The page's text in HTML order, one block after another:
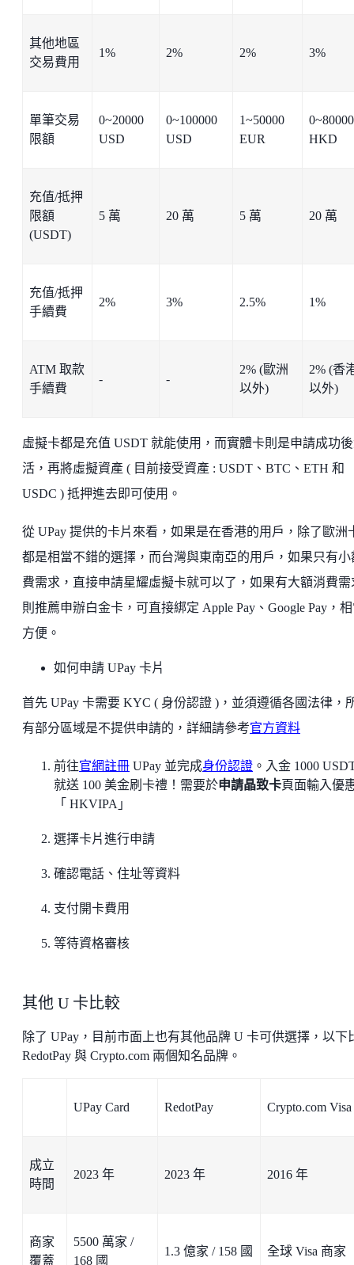
其他地區
交易費用
1% 2% 2% 3%
單筆交易
限額
0~20000
USD
0~100000
USD
1~50000
EUR
HKD
充值/抵押
限額
(USDT)
5 萬 20 萬 5 萬 20 萬
充值/抵押
手續費
2% 3% 2.5% 1%
ATM 取款
手續費
- -
2% (歐洲
以外)
2% (香
以外)
虛擬卡都是充值 USDT 就能使用，而實體卡則是申請成功
活，再將虛擬資產 ( 目前接受資產 : USDT、BTC、ETH 和
USDC ) 抵押進去即可使用。
從 UPay 提供的卡片來看，如果是在香港的用戶，除了歐洲
都是相當不錯的選擇，而台灣與東南亞的用戶，如果只有小
費需求，直接申請星耀虛擬卡就可以了，如果有大額消費需
則推薦申辦白金卡，可直接綁定 Apple Pay、Google Pay，
方便。
如何申請 UPay 卡片
首先 UPay 卡需要 KYC ( 身份認證 )，並須遵循各國法律，
有部分區域是不提供申請的，詳細請參考官方資料
前往官網註冊 UPay 並完成身份認證 。入金 1000
就送 100 美金刷卡禮！需要於申請晶致卡頁面輸入優
「 HKVIPA」
選擇卡片進行申請
確認電話、住址等資料
支付開卡費用
等待資格審核
其他 U 卡比較
除了 UPay，目前市面上也有其他品牌 U 卡可供選擇，以下
RedotPay 與 Crypto.com 兩個知名品牌。
UPay Card RedotPay Crypto.com
成立
時間
2023 年 2023 年 2016 年
商家
覆蓋
5500 萬家 /
168 國
1.3 億家 / 158 國 全球 Visa 商家